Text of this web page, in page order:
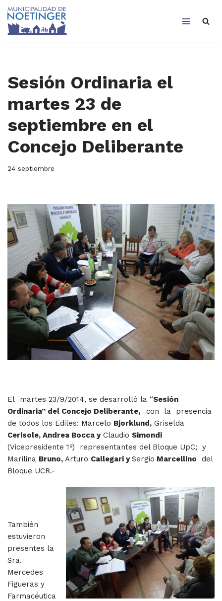
Saltar
Sesión Ordinaria el
martes 23 de
septiembre en el
Concejo Deliberante
24 septiembre
El martes 23/9/2014, se desarrolló la “Sesión
Ordinaria” del Concejo Deliberante, con la presencia
de todos los Ediles: Marcelo Bjorklund, Griselda
Cerisole, Andrea Bocca yClaudio Simondi
(Vicepresidente 1º) representantes del Bloque UpC; y
Marilina Bruno, Arturo Callegari ySergio Marcellino del
Bloque UCR.-
También
estuvieron
presentes la
Sra.
Mercedes
Figueras y
Farmacéutica